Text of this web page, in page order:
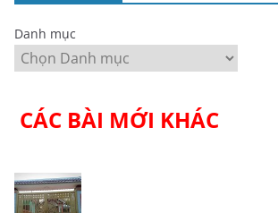
Danh mục
CÁC BÀI MỚI KHÁC